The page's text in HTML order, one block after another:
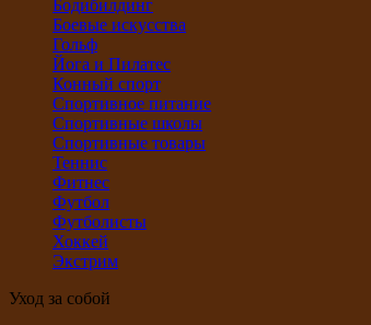
Бодибилдинг
Боевые искусства
Гольф
Йога и Пилатес
Конный спорт
Спортивное питание
Спортивные школы
Спортивные товары
Теннис
Фитнес
Футбол
Футболисты
Хоккей
Экстрим
Уход за собой